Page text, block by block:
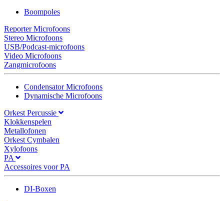
Boompoles
Reporter Microfoons
Stereo Microfoons
USB/Podcast-microfoons
Video Microfoons
Zangmicrofoons
Condensator Microfoons
Dynamische Microfoons
Orkest Percussie
Klokkenspelen
Metallofonen
Orkest Cymbalen
Xylofoons
PA
Accessoires voor PA
DI-Boxen